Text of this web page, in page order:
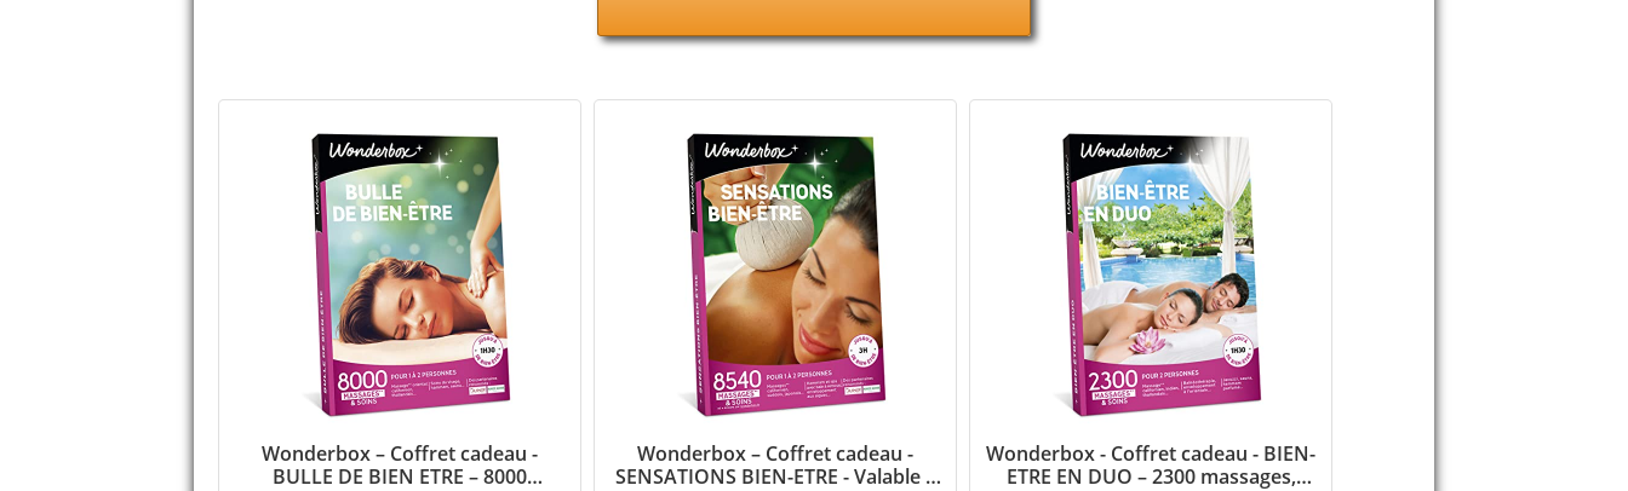
Wonderbox – Coffret cadeau -
BULLE DE BIEN ETRE – 8000
Wonderbox – Coffret cadeau -
SENSATIONS BIEN-ETRE - Valable 3
Wonderbox - Coffret cadeau - BIEN-
ETRE EN DUO – 2300 massages,